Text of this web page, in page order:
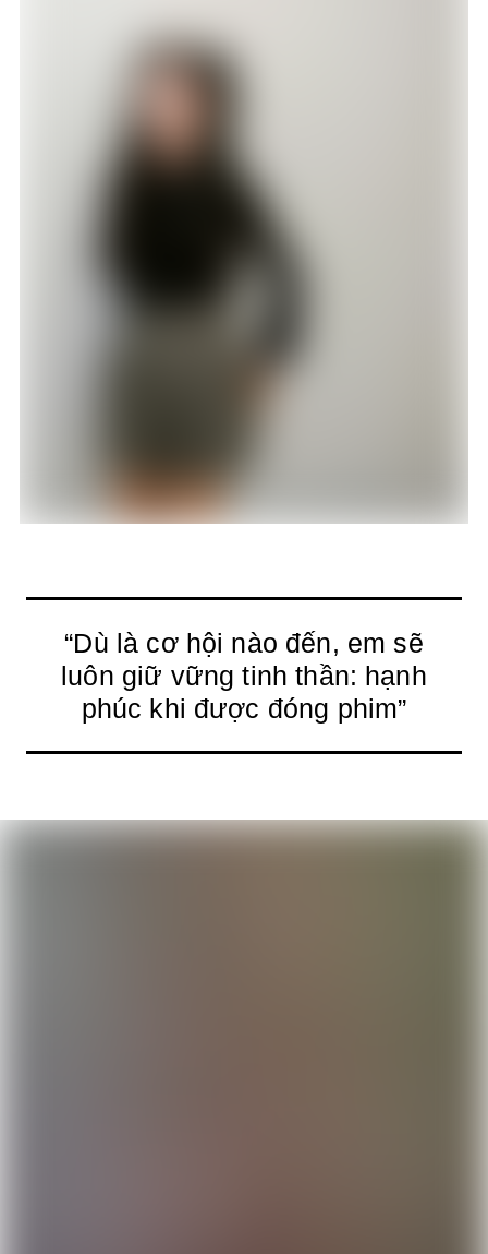
“Dù là cơ hội nào đến, em sẽ
luôn giữ vững tinh thần: hạnh
phúc khi được đóng phim”